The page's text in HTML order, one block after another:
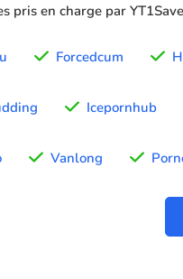
pris en charge par
Forcedcum
Icepornhub
Vanlong